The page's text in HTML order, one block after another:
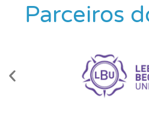
Parceiros